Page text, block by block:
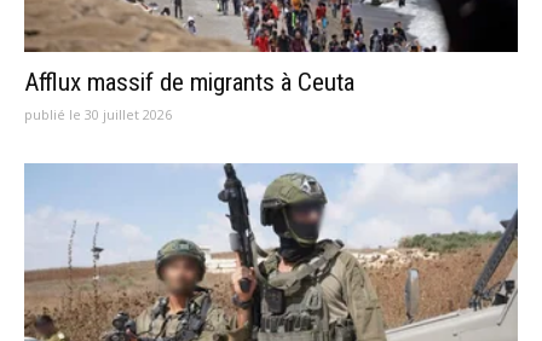
Afflux massif de migrants à Ceuta
publié le 30 juillet 2026